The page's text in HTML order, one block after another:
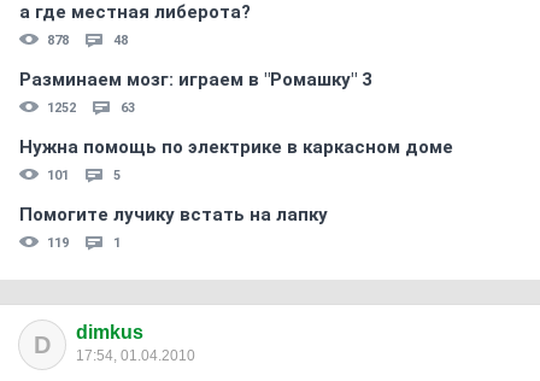
а где местная либерота?
878 48
Разминаем мозг: играем в "Ромашку" 3
1252 63
Нужна помощь по электрике в каркасном доме
101 5
Помогите лучику встать на лапку
119 1
D dimkus
17:54, 01.04.2010